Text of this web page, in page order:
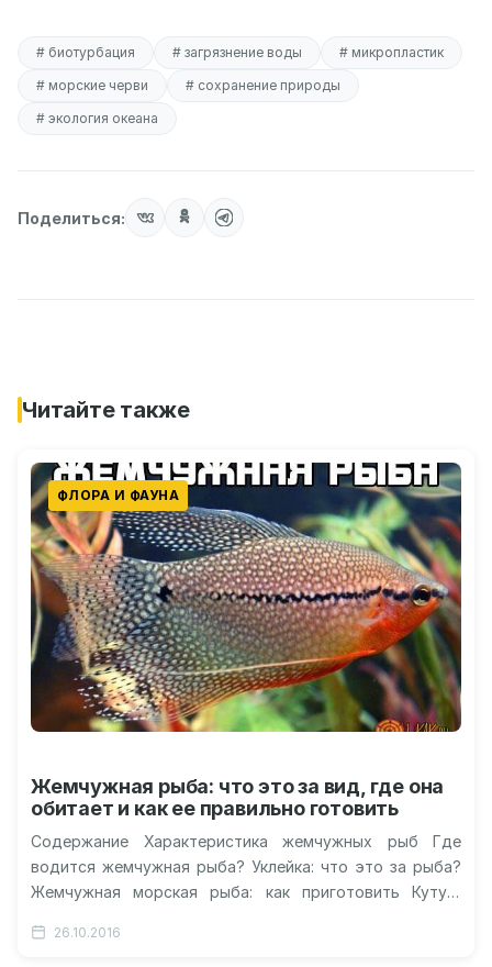
# биотурбация # загрязнение воды
# микропластик
# морские черви
# сохранение природы
# экология океана
Поделиться:
Читайте также
ФЛОРА И ФАУНА
Жемчужная рыба: что это за вид, где она
обитает и как ее правильно готовить
Содержание Характеристика жемчужных рыб Где
водится жемчужная рыба? Уклейка: что это за рыба?
Жемчужная морская рыба: как приготовить Кутум:
рыба…
26.10.2016